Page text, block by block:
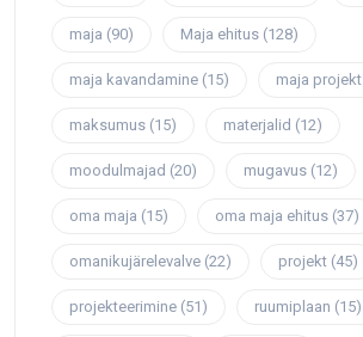
maja (90) Maja ehitus (128)
maja kavandamine (15) maja projekt
maksumus (15) materjalid (12)
moodulmajad (20) mugavus (12)
oma maja (15) oma maja ehitus (37)
omanikujärelevalve (22) projekt (45)
projekteerimine (51) ruumiplaan (15)